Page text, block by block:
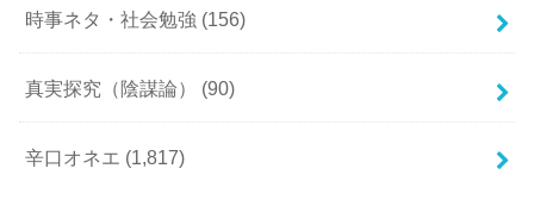
時事ネタ・社会勉強 (156)
真実探究（陰謀論） (90)
辛口オネエ (1,817)